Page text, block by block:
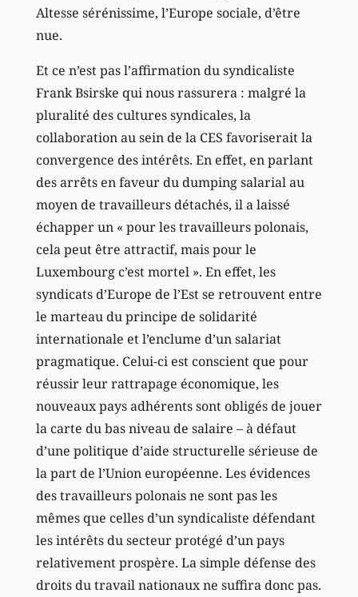
Altesse sérénissime, l’Europe sociale, d’être
nue.
Et ce n’est pas l’affirmation du syndicaliste
Frank Bsirske qui nous rassurera : malgré la
pluralité des cultures syndicales, la
collaboration au sein de la CES favoriserait la
convergence des intérêts. En effet, en parlant
des arrêts en faveur du dumping salarial au
moyen de travailleurs détachés, il a laissé
échapper un « pour les travailleurs polonais,
cela peut être attractif, mais pour le
Luxembourg c’est mortel ». En effet, les
syndicats d’Europe de l’Est se retrouvent entre
le marteau du principe de solidarité
internationale et l’enclume d’un salariat
pragmatique. Celui-ci est conscient que pour
réussir leur rattrapage économique, les
nouveaux pays adhérents sont obligés de jouer
la carte du bas niveau de salaire – à défaut
d’une politique d’aide structurelle sérieuse de
la part de l’Union européenne. Les évidences
des travailleurs polonais ne sont pas les
mêmes que celles d’un syndicaliste défendant
les intérêts du secteur protégé d’un pays
relativement prospère. La simple défense des
droits du travail nationaux ne suffira donc pas.